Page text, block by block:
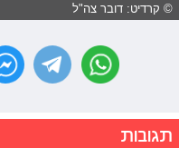
© קרדיט: דובר צה"ל
תגובות